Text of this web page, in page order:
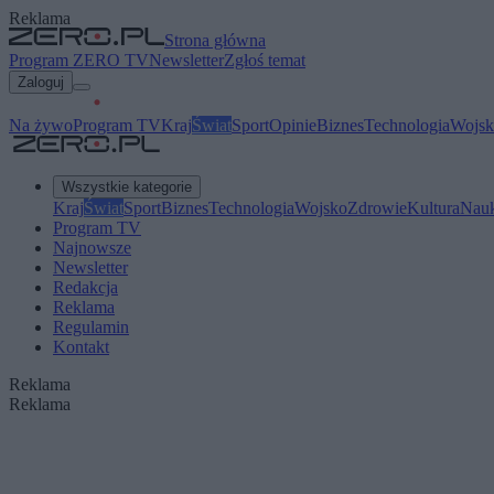
Reklama
Strona główna
Program ZERO TVNewsletterZgłoś temat
Zaloguj
Na żywoProgram TVKrajŚwiatSportOpinieBiznesTechnologia
Wszystkie kategorie
KrajŚwiatSportBiznesTechnologiaWojskoZdrowieKultura
Program TV
Najnowsze
Newsletter
Redakcja
Reklama
Regulamin
Kontakt
Reklama
Reklama